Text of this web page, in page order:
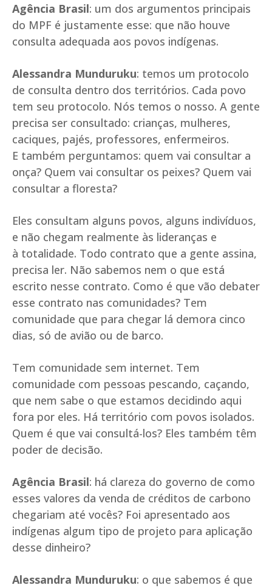
Agência Brasil: um dos argumentos principais
do MPF é justamente esse: que não houve
consulta adequada aos povos indígenas.
Alessandra Munduruku: temos um protocolo
de consulta dentro dos territórios. Cada povo
tem seu protocolo. Nós temos o nosso. A gente
precisa ser consultado: crianças, mulheres,
caciques, pajés, professores, enfermeiros.
E também perguntamos: quem vai consultar a
onça? Quem vai consultar os peixes? Quem vai
consultar a floresta?
Eles consultam alguns povos, alguns indivíduos,
e não chegam realmente às lideranças e
à totalidade. Todo contrato que a gente assina,
precisa ler. Não sabemos nem o que está
escrito nesse contrato. Como é que vão debater
esse contrato nas comunidades? Tem
comunidade que para chegar lá demora cinco
dias, só de avião ou de barco.
Tem comunidade sem internet. Tem
comunidade com pessoas pescando, caçando,
que nem sabe o que estamos decidindo aqui
fora por eles. Há território com povos isolados.
Quem é que vai consultá-los? Eles também têm
poder de decisão.
Agência Brasil: há clareza do governo de como
esses valores da venda de créditos de carbono
chegariam até vocês? Foi apresentado aos
indígenas algum tipo de projeto para aplicação
desse dinheiro?
Alessandra Munduruku: o que sabemos é que